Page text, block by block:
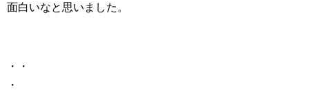
面白いなと思いました。
・・
・